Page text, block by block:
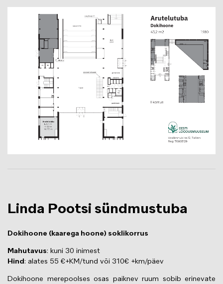
Linda Pootsi sündmustuba
Dokihoone (kaarega hoone) soklikorrus
Mahutavus: kuni 30 inimest
Hind : alates 55 €+KM/tund või 310€ +km/päev
Dokihoone merepoolses osas paiknev ruum sobib erinevate